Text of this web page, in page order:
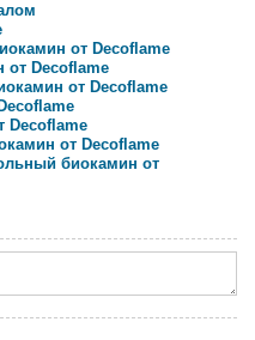
от Decoflame
от Decoflame
от Decoflame
Decoflame
от Decoflame
биокамин от